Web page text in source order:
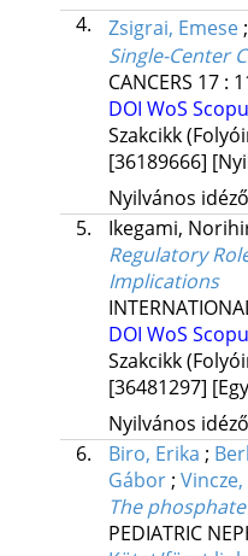
4.
Zsigrai, Emese;
Single-Center
CANCERS 17:
DOI WoS
Szakcikk
[36189666]
Nyilvános
5.
Ikegami,
Regulatory
Implications
DOI WoS
Szakcikk
[36481297]
Nyilvános
6.
Biro, Erika ;
Gábor ;
The
PEDIATRIC